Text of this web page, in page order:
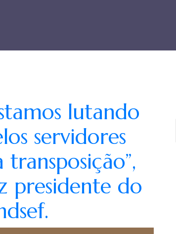
lutando
servidores
transposição”,
presidente do